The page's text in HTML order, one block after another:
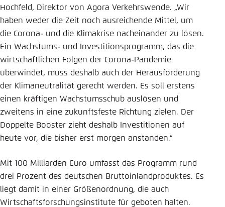
Hochfeld, Direktor von Agora Verkehrswende. „Wir
haben weder die Zeit noch ausreichende Mittel, um
die Corona- und die Klimakrise nacheinander zu lösen.
Ein Wachstums- und Investitionsprogramm, das die
wirtschaftlichen Folgen der Corona-Pandemie
überwindet, muss deshalb auch der Herausforderung
der Klimaneutralität gerecht werden. Es soll erstens
einen kräftigen Wachstumsschub auslösen und
zweitens in eine zukunftsfeste Richtung zielen. Der
Doppelte Booster zieht deshalb Investitionen auf
heute vor, die bisher erst morgen anstanden.“
Mit 100 Milliarden Euro umfasst das Programm rund
drei Prozent des deutschen Bruttoinlandproduktes. Es
liegt damit in einer Größenordnung, die auch
Wirtschaftsforschungsinstitute für geboten halten.